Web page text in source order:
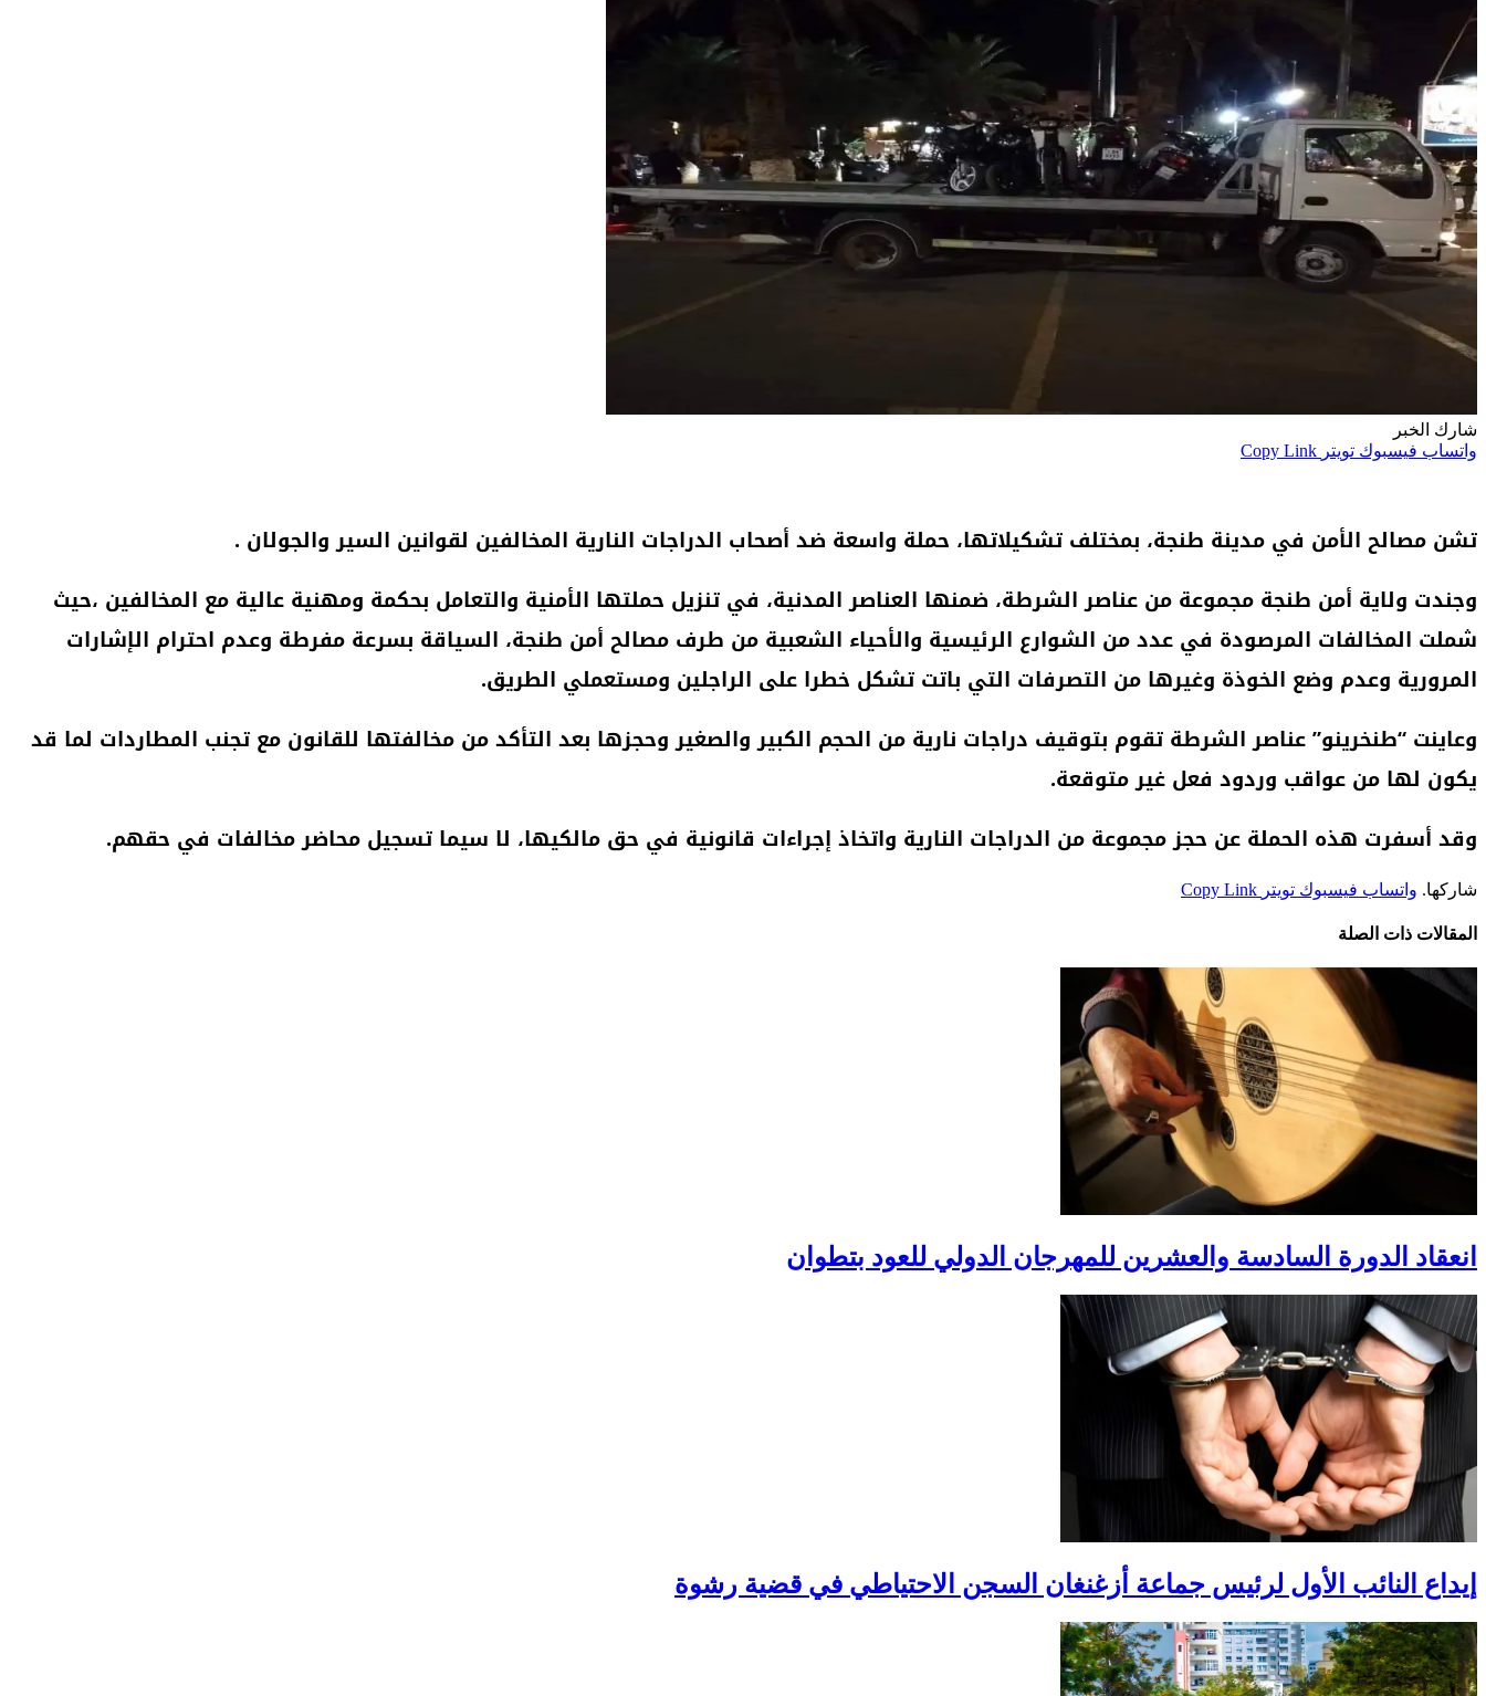
شارك الخبر
واتساب فيسبوك تويتر Copy Link
تشن مصالح الأمن في مدينة طنجة، بمختلف تشكيلاتها، حملة واسعة ضد أصحاب الدراجات النارية المخالفين لقوانين السير والجولان .
وجندت ولاية أمن طنجة مجموعة من عناصر الشرطة، ضمنها العناصر المدنية، في تنزيل حملتها الأمنية والتعامل بحكمة ومهنية عالية مع المخالفين ،حيث
شملت المخالفات المرصودة في عدد من الشوارع الرئيسية والأحياء الشعبية من طرف مصالح أمن طنجة، السياقة بسرعة مفرطة وعدم احترام الإشارات
المرورية وعدم وضع الخوذة وغيرها من التصرفات التي باتت تشكل خطرا على الراجلين ومستعملي الطريق.
وعاينت “طنخرينو” عناصر الشرطة تقوم بتوقيف دراجات نارية من الحجم الكبير والصغير وحجزها بعد التأكد من مخالفتها للقانون مع تجنب المطاردات لما قد
يكون لها من عواقب وردود فعل غير متوقعة.
وقد أسفرت هذه الحملة عن حجز مجموعة من الدراجات النارية واتخاذ إجراءات قانونية في حق مالكيها، لا سيما تسجيل محاضر مخالفات في حقهم.
شاركها. واتساب فيسبوك تويتر Copy Link
المقالات ذات الصلة
انعقاد الدورة السادسة والعشرين للمهرجان الدولي للعود بتطوان
إيداع النائب الأول لرئيس جماعة أزغنغان السجن الاحتياطي في قضية رشوة